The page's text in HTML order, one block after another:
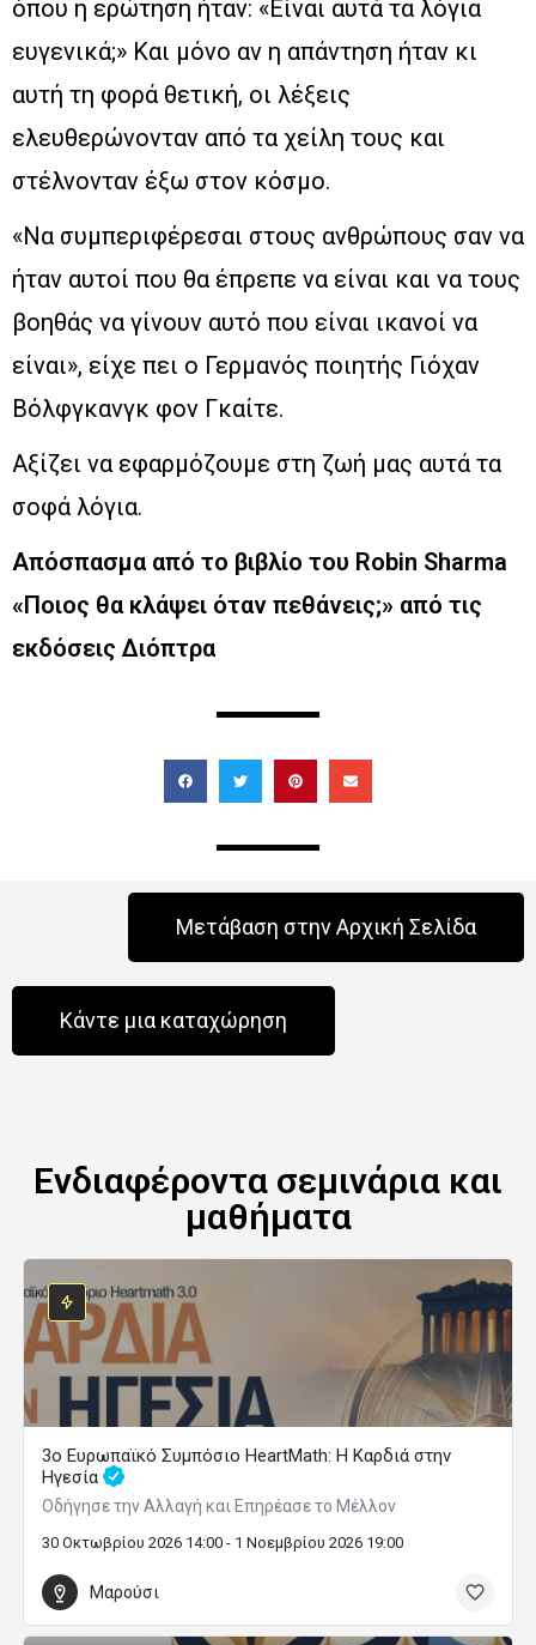
όπου η ερώτηση ήταν: «Είναι αυτά τα λόγια
ευγενικά;» Και μόνο αν η απάντηση ήταν κι
αυτή τη φορά θετική, οι λέξεις
ελευθερώνονταν από τα χείλη τους και
στέλνονταν έξω στον κόσμο.
«Να συμπεριφέρεσαι στους ανθρώπους σαν να
ήταν αυτοί που θα έπρεπε να είναι και να τους
βοηθάς να γίνουν αυτό που είναι ικανοί να
είναι», είχε πει ο Γερμανός ποιητής Γιόχαν
Βόλφγκανγκ φον Γκαίτε.
Αξίζει να εφαρμόζουμε στη ζωή μας αυτά τα
σοφά λόγια.
Απόσπασμα από το βιβλίο του Robin Sharma
«Ποιος θα κλάψει όταν πεθάνεις;» από τις
εκδόσεις Διόπτρα
Μετάβαση στην Αρχική Σελίδα
Κάντε μια καταχώρηση
Ενδιαφέροντα σεμινάρια και
μαθήματα
3ο Ευρωπαϊκό Συμπόσιο HeartMath: Η Καρδιά στην
Ηγεσία
Οδήγησε την Αλλαγή και Επηρέασε το Μέλλον
30 Οκτωβρίου 2026 14:00 - 1 Νοεμβρίου 2026 19:00
Μαρούσι